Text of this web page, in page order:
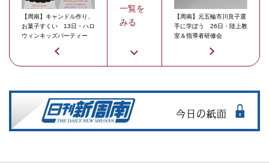
【周南】キャンドル作り、
お菓子すくい 13日・ハロ
ウィンキッズパーティー
一覧を
みる
【周南】元五輪市川良子選
手に学ぼう 26日・陸上教
室＆指導者研修会